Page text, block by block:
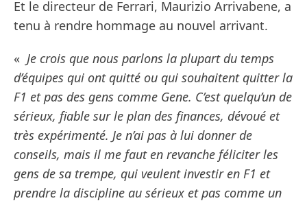
Et le directeur de Ferrari, Maurizio Arrivabene, a
tenu à rendre hommage au nouvel arrivant.
« Je crois que nous parlons la plupart du temps
d’équipes qui ont quitté ou qui souhaitent quitter la
F1 et pas des gens comme Gene. C’est quelqu’un de
sérieux, fiable sur le plan des finances, dévoué et
très expérimenté. Je n’ai pas à lui donner de
conseils, mais il me faut en revanche féliciter les
gens de sa trempe, qui veulent investir en F1 et
prendre la discipline au sérieux et pas comme un